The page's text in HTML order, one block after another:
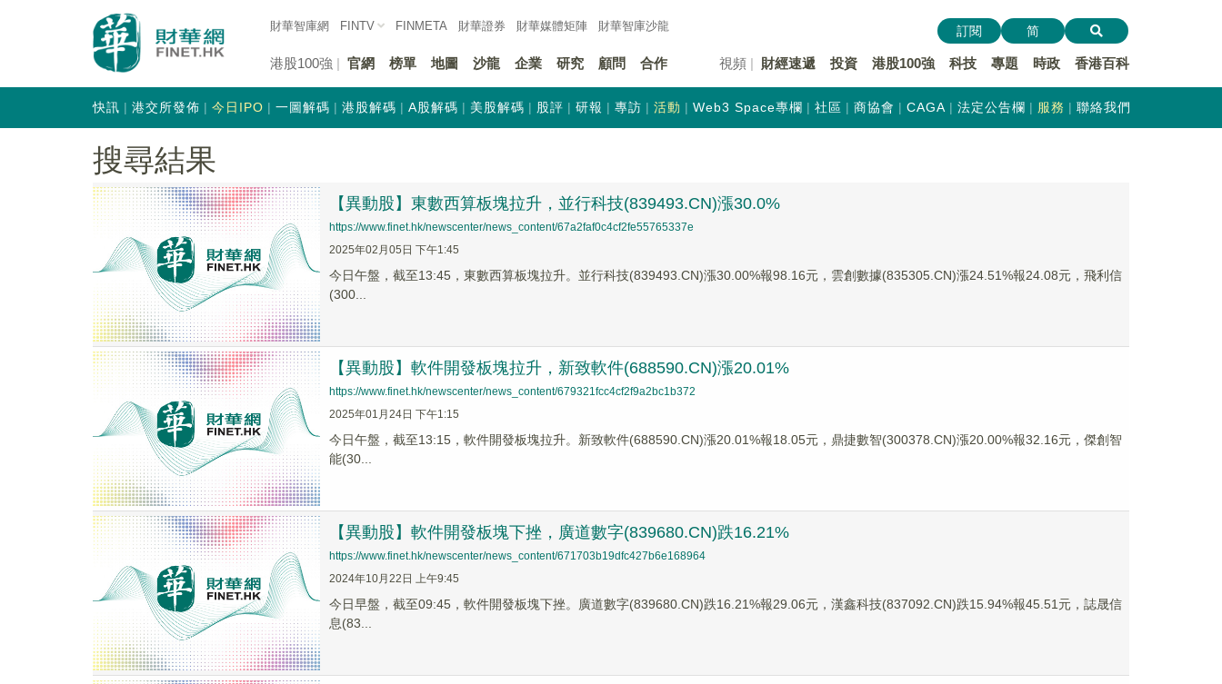
財華智庫網 FINTV FINMETA 財華證券 財華媒體矩陣 財華智庫沙龍
港股100強 官網 榜單 地圖 沙龍 企業 研究 顧問 合作 視頻 財經速遞 投資 港股100強 科技 專題 時政 香港百科
訂閱 简
快訊 港交所發佈 今日IPO 一圖解碼 港股解碼 A股解碼 美股解碼 股評 研報 專訪 活動 Web3 Space專欄 社區 商協會 CAGA 法定公告欄 服務 聯絡我們
搜尋結果
【異動股】東數西算板塊拉升，並行科技(839493.CN)漲30.0%
https://www.finet.hk/newscenter/news_content/67a2faf0c4cf2fe55765337e
2025年02月05日 下午1:45
今日午盤，截至13:45，東數西算板塊拉升。並行科技(839493.CN)漲30.00%報98.16元，雲創數據(835305.CN)漲24.51%報24.08元，飛利信
(300...
【異動股】軟件開發板塊拉升，新致軟件(688590.CN)漲20.01%
https://www.finet.hk/newscenter/news_content/679321fcc4cf2f9a2bc1b372
2025年01月24日 下午1:15
今日午盤，截至13:15，軟件開發板塊拉升。新致軟件(688590.CN)漲20.01%報18.05元，鼎捷數智(300378.CN)漲20.00%報32.16元，傑創智
能(30...
【異動股】軟件開發板塊下挫，廣道數字(839680.CN)跌16.21%
https://www.finet.hk/newscenter/news_content/671703b19dfc427b6e168964
2024年10月22日 上午9:45
今日早盤，截至09:45，軟件開發板塊下挫。廣道數字(839680.CN)跌16.21%報29.06元，漢鑫科技(837092.CN)跌15.94%報45.51元，誌晟信
息(83...